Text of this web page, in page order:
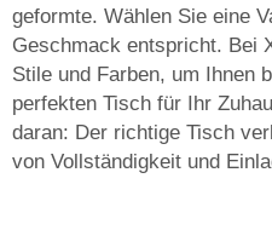
geformte. Wählen Sie eine
Geschmack entspricht. Bei
Stile und Farben, um Ihnen
perfekten Tisch für Ihr
daran: Der richtige Tisch
von Vollständigkeit und